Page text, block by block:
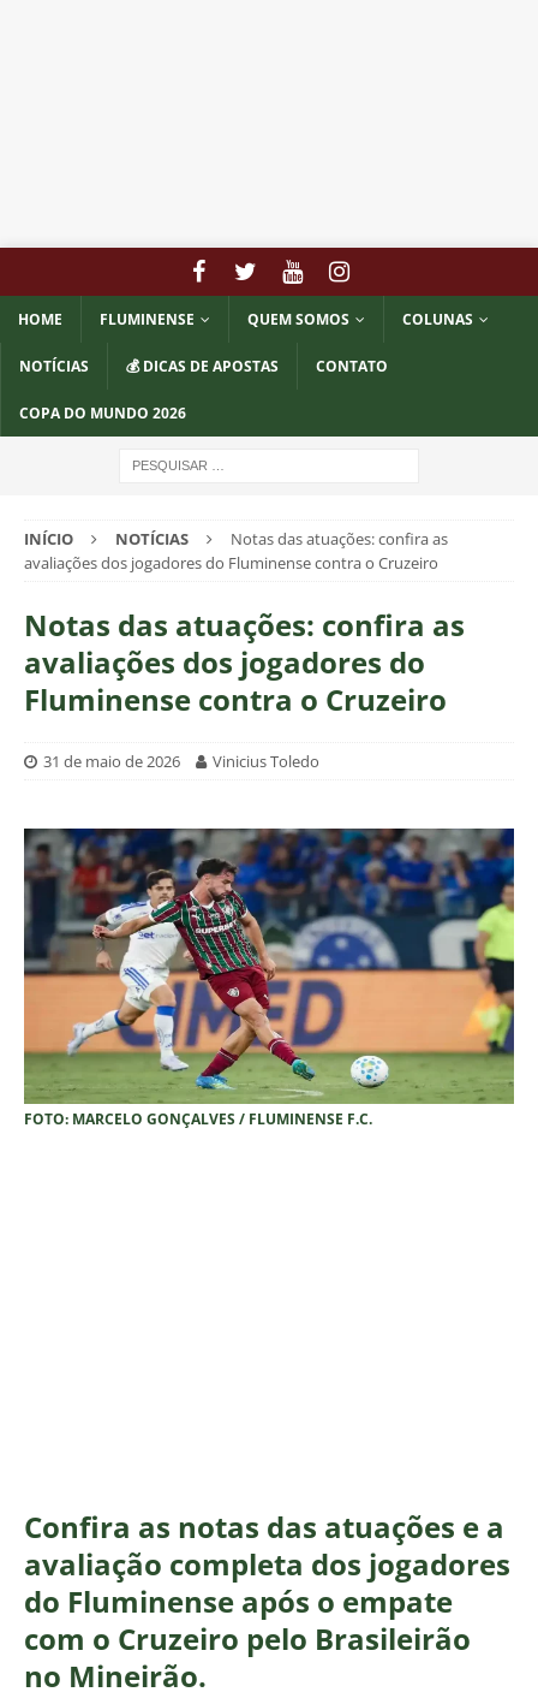
HOME FLUMINENSE QUEM SOMOS COLUNAS
NOTÍCIAS 💰 DICAS DE APOSTAS CONTATO
COPA DO MUNDO 2026
INÍCIO NOTÍCIAS
Notas das atuações: confira as
avaliações dos jogadores do Fluminense contra o Cruzeiro
Notas das atuações: confira as
avaliações dos jogadores do
Fluminense contra o Cruzeiro
31 de maio de 2026 Vinicius Toledo
FOTO: MARCELO GONÇALVES / FLUMINENSE F.C.
Confira as notas das atuações e a
avaliação completa dos jogadores
do Fluminense após o empate
com o Cruzeiro pelo Brasileirão
no Mineirão.